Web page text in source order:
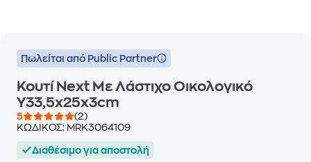
Πωλείται από Public Partner
Κουτί Next Με Λάστιχο Οικολογικό
Υ33,5x25x3cm
5
(2)
ΚΩΔΙΚΟΣ: MRK3064109
Διαθέσιμο για αποστολή